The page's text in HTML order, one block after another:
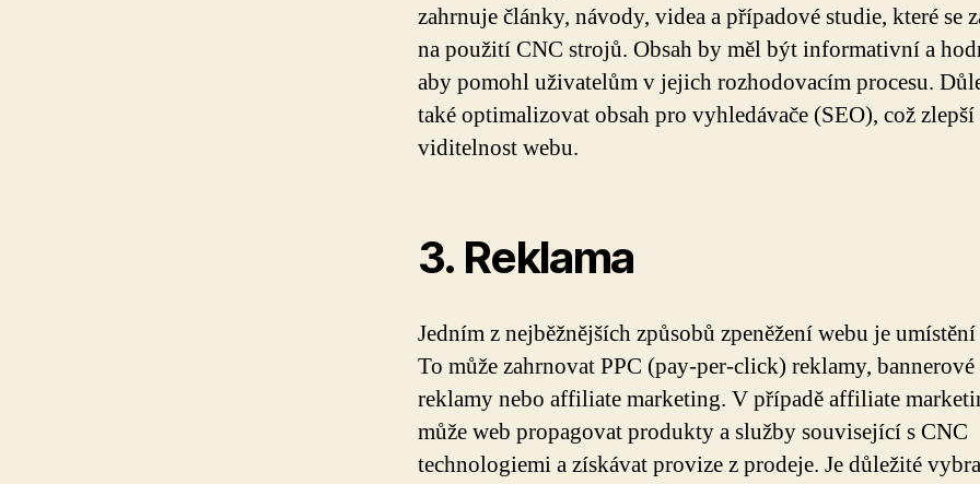
zahrnuje články, návody, videa a případové studie, které se
na použití CNC strojů. Obsah by měl být informativní a
aby pomohl uživatelům v jejich rozhodovacím procesu.
také optimalizovat obsah pro vyhledávače (SEO), což zlepší
viditelnost webu.
3. Reklama
Jedním z nejběžnějších způsobů zpeněžení webu je
To může zahrnovat PPC (pay-per-click) reklamy, bannerové
reklamy nebo affiliate marketing. V případě affiliate
může web propagovat produkty a služby související s CNC
technologiemi a získávat provize z prodeje. Je důležité